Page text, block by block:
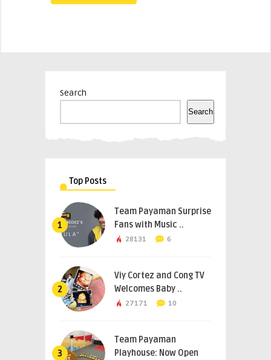
Search
Search
Top Posts
1
Team Payaman Surprise
Fans with Music ..
28131 6
2
Viy Cortez and Cong TV
Welcomes Baby ..
27171 10
3
Team Payaman
Playhouse: Now Open